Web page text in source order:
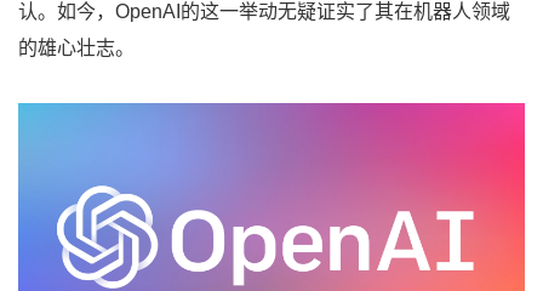
认。如今，OpenAI的这一举动无疑证实了其在机器人领域
的雄心壮志。